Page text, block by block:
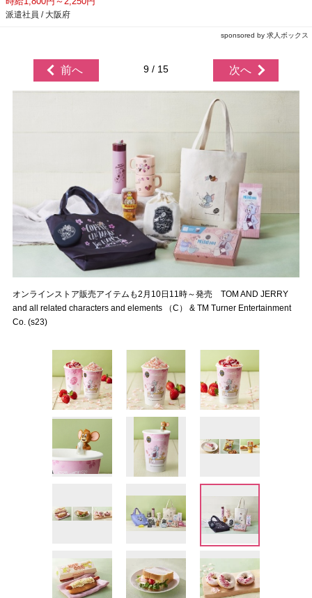
派遣社員 / 大阪府
sponsored by 求人ボックス
前へ 9 / 15 次へ
オンラインストア販売アイテムも2月10日11時～発売 TOM AND JERRY
and all related characters and elements （C） & TM Turner Entertainment
Co. (s23)